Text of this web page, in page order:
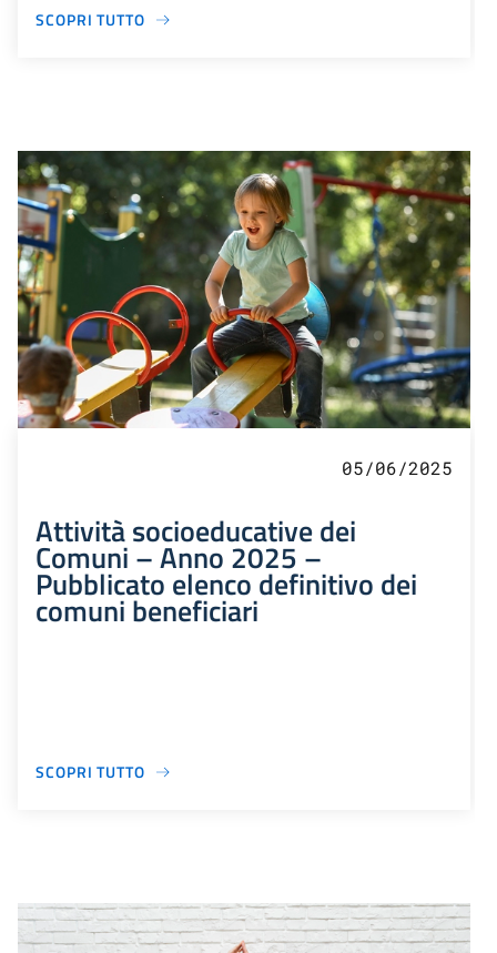
SCOPRI TUTTO
05/06/2025
Attività socioeducative dei
Comuni – Anno 2025 –
Pubblicato elenco definitivo dei
comuni beneficiari
SCOPRI TUTTO